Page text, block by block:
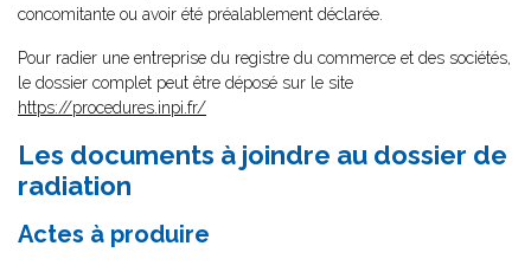
concomitante ou avoir été préalablement déclarée.
Pour radier une entreprise du registre du commerce et des sociétés,
le dossier complet peut être déposé sur le site
https://procedures.inpi.fr/
Les documents à joindre au dossier de
radiation
Actes à produire